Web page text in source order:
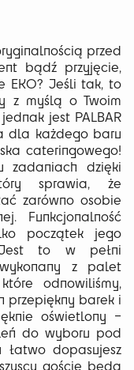
przed
bądź przyjęcie,
EKO? Jeśli tak, to
z myślą o Twoim
jest PALBAR
dla każdego baru
cateringowego!
zadaniach dzięki
sprawia, że
zarówno osobie
Funkcjonalność
początek jego
Jest to w pełni
z palet
odnowiliśmy,
przepiękny barek i
oświetlony –
do wyboru pod
łatwo dopasujesz
goście będą